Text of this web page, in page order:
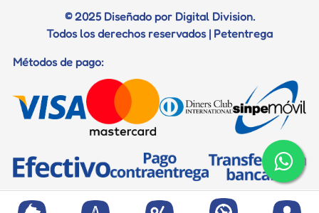
© 2025 Diseñado por Digital Division.
Todos los derechos reservados | Petentrega
Métodos de pago: